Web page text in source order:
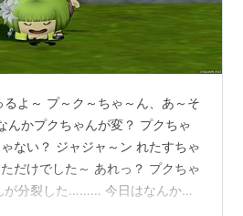
よ～ プ～ク～ちゃ～ん、あ～そ
んかプクちゃんが変？ プクちゃ
ない？ ジャジャ～ン れたすちゃ
だけでした～ あれっ？ プクちゃ
が分裂した……… 今日はなんか変